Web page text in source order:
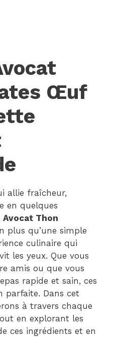
Œuf
allie fraîcheur,
en quelques
Avocat Thon
plus qu’une simple
culinaire qui
les yeux. Que vous
amis ou que vous
rapide et sain, ces
parfaite. Dans cet
à travers chaque
en explorant les
ces ingrédients et en